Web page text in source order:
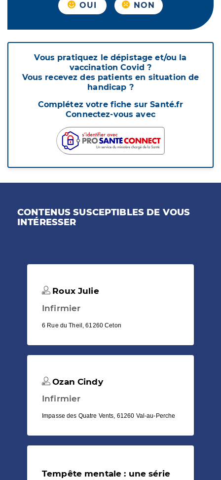
OUI NON
Vous pratiquez le dépistage et/ou la
vaccination Covid ?
Vous recevez des patients en situation de
handicap ?
Complétez votre fiche sur Santé.fr
Connectez-vous avec
CONTENUS SUSCEPTIBLES DE VOUS
INTÉRESSER
Roux Julie
Infirmier
6 Rue du Theil, 61260 Ceton
Ozan Cindy
Infirmier
Impasse des Quatre Vents, 61260 Val-au-Perche
Tempête mentale : une série